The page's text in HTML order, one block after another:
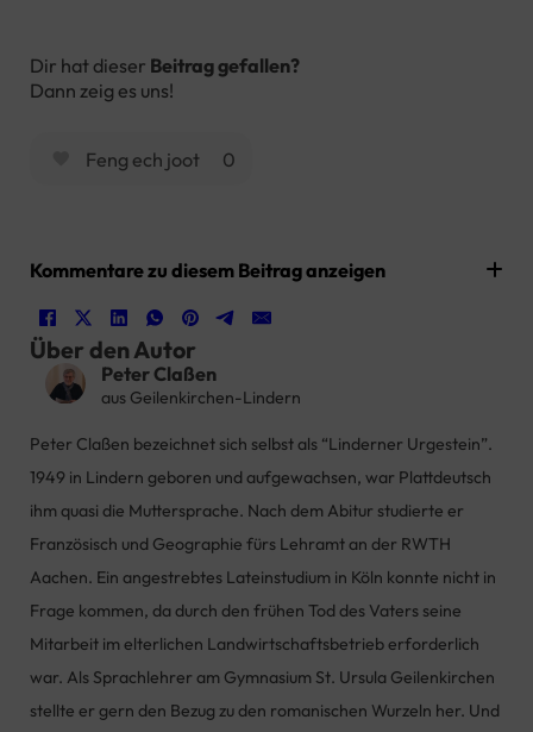
Dir hat dieser Beitrag gefallen?
Dann zeig es uns!
Feng ech joot 0
Kommentare zu diesem Beitrag anzeigen
Über den Autor
Peter Claßen
aus Geilenkirchen-Lindern
Peter Claßen bezeichnet sich selbst als “Linderner Urgestein”.
1949 in Lindern geboren und aufgewachsen, war Plattdeutsch
ihm quasi die Muttersprache. Nach dem Abitur studierte er
Französisch und Geographie fürs Lehramt an der RWTH
Aachen. Ein angestrebtes Lateinstudium in Köln konnte nicht in
Frage kommen, da durch den frühen Tod des Vaters seine
Mitarbeit im elterlichen Landwirtschaftsbetrieb erforderlich
war. Als Sprachlehrer am Gymnasium St. Ursula Geilenkirchen
stellte er gern den Bezug zu den romanischen Wurzeln her. Und